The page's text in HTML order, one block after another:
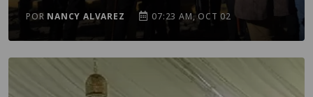
POR NANCY ALVAREZ 07:23 AM, OCT 02